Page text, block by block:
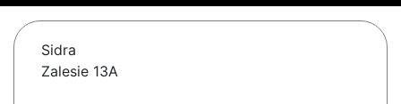
Sidra
Zalesie 13A